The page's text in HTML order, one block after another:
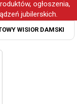
ogłoszenia,
jubilerskich.
WISIOR DAMSKI